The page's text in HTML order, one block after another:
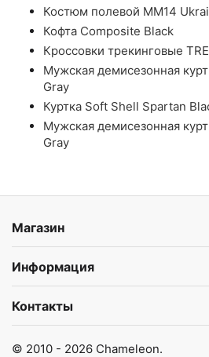
Костюм полевой ММ14
Кофта Composite Black
Кроссовки трекинговые
Мужская демисезонная
Gray
Куртка Soft Shell Spartan
Мужская демисезонная
Gray
Магазин
Информация
Контакты
© 2010 - 2026 Chameleon.